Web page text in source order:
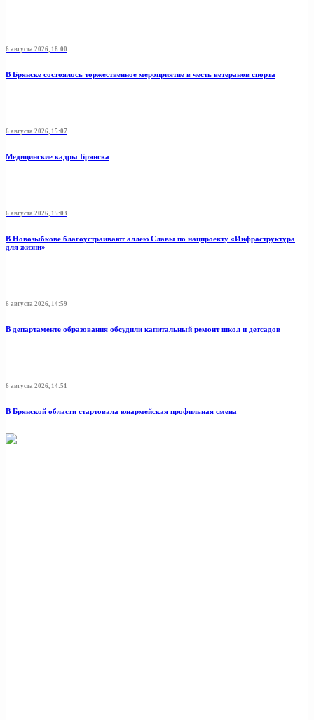
6 августа 2026, 18:00
В Брянске состоялось торжественное мероприятие в честь ветеранов спорта
6 августа 2026, 15:07
Медицинские кадры Брянска
6 августа 2026, 15:03
В Новозыбкове благоустраивают аллею Славы по нацпроекту «Инфраструктура
для жизни»
6 августа 2026, 14:59
В департаменте образования обсудили капитальный ремонт школ и детсадов
6 августа 2026, 14:51
В Брянской области стартовала юнармейская профильная смена